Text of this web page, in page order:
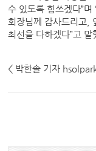
수 있도록 힘쓰겠다”
회장님께 감사드리고,
최선을 다하겠다”고 말
< 박한솔 기자